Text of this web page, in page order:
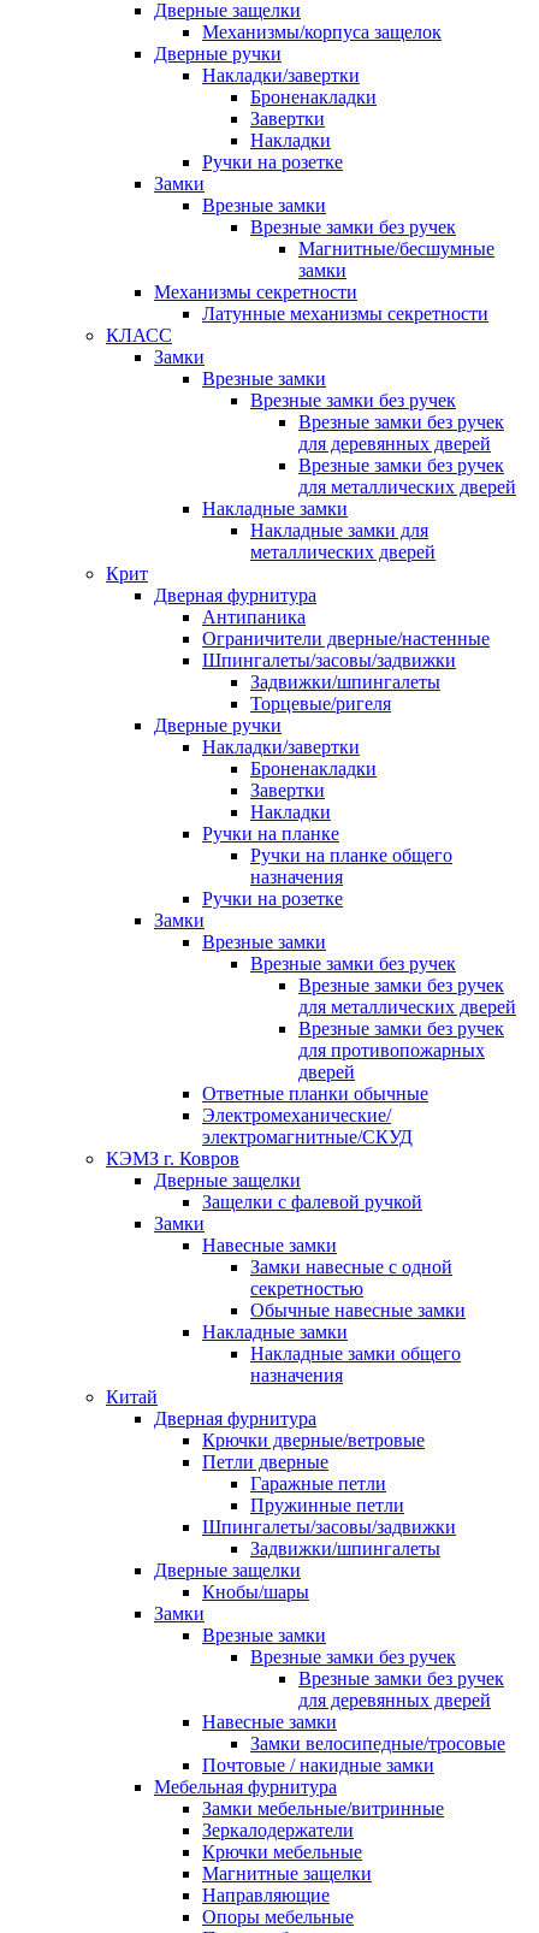
Дверные защелки
Механизмы/корпуса защелок
Дверные ручки
Накладки/завертки
Броненакладки
Завертки
Накладки
Ручки на розетке
Замки
Врезные замки
Врезные замки без ручек
Магнитные/бесшумные
замки
Механизмы секретности
Латунные механизмы секретности
КЛАСС
Замки
Врезные замки
Врезные замки без ручек
Врезные замки без ручек
для деревянных дверей
Врезные замки без ручек
для металлических дверей
Накладные замки
Накладные замки для
металлических дверей
Крит
Дверная фурнитура
Антипаника
Ограничители дверные/настенные
Шпингалеты/засовы/задвижки
Задвижки/шпингалеты
Торцевые/ригеля
Дверные ручки
Накладки/завертки
Броненакладки
Завертки
Накладки
Ручки на планке
Ручки на планке общего
назначения
Ручки на розетке
Замки
Врезные замки
Врезные замки без ручек
Врезные замки без ручек
для металлических дверей
Врезные замки без ручек
для противопожарных
дверей
Ответные планки обычные
Электромеханические/
электромагнитные/СКУД
КЭМЗ г. Ковров
Дверные защелки
Защелки с фалевой ручкой
Замки
Навесные замки
Замки навесные с одной
секретностью
Обычные навесные замки
Накладные замки
Накладные замки общего
назначения
Китай
Дверная фурнитура
Крючки дверные/ветровые
Петли дверные
Гаражные петли
Пружинные петли
Шпингалеты/засовы/задвижки
Задвижки/шпингалеты
Дверные защелки
Кнобы/шары
Замки
Врезные замки
Врезные замки без ручек
Врезные замки без ручек
для деревянных дверей
Навесные замки
Замки велосипедные/тросовые
Почтовые / накидные замки
Мебельная фурнитура
Замки мебельные/витринные
Зеркалодержатели
Крючки мебельные
Магнитные защелки
Направляющие
Опоры мебельные